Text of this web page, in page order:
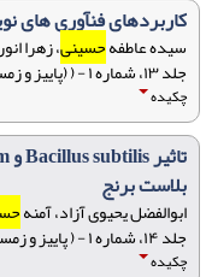
کاربردهای فنآوری های
سیده عاطفهحسینی، زهرا
جلد ۱۳، شماره ۱ - ( (پاییز و زمستان) ۱۴۰۲ )
چکیده
بلاست برنج
ابوالفضل یحیوی آزاد، آمنه
جلد ۱۴، شماره ۱ - ( پاییز و زمستان ۱۴۰۳ )
چکیده